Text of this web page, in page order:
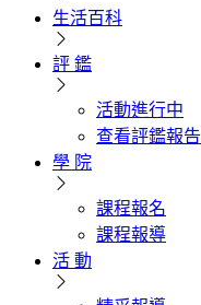
生活百科
評 鑑
活動進行中
查看評鑑報告
學 院
課程報名
課程報導
活 動